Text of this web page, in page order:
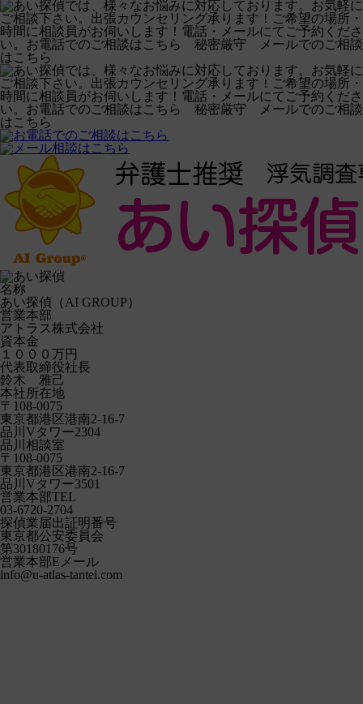
名称
あい探偵（AI GROUP）
営業本部
アトラス株式会社
資本金
１０００万円
代表取締役社長
鈴木 雅己
本社所在地
〒108-0075
東京都港区港南2-16-7
品川Vタワー2304
品川相談室
〒108-0075
東京都港区港南2-16-7
品川Vタワー3501
営業本部TEL
03-6720-2704
探偵業届出証明番号
東京都公安委員会
第30180176号
営業本部Eメール
info@u-atlas-tantei.com